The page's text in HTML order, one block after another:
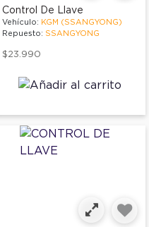
Control De Llave
Vehículo: KGM (SSANGYONG)
Repuesto: SSANGYONG
$23.990